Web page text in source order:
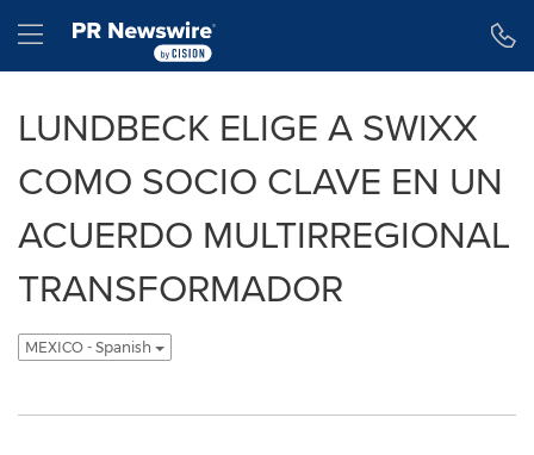
Hamburger menu
LUNDBECK ELIGE A SWIXX
COMO SOCIO CLAVE EN UN
ACUERDO MULTIRREGIONAL
TRANSFORMADOR
MEXICO - Spanish